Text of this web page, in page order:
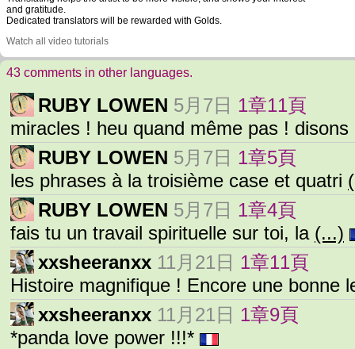
and gratitude.
Dedicated translators will be rewarded with Golds.
Watch all video tutorials
43 comments in other languages.
RUBY LOWEN 5月7日 1章11頁
miracles ! heu quand même pas !
RUBY LOWEN 5月7日 1章5頁
les phrases à la troisième case et quatri
RUBY LOWEN 5月7日 1章4頁
fais tu un travail spirituelle sur toi, la (...)
xxsheeranxx 11月21日 1章11頁
Histoire magnifique ! Encore une bonne
xxsheeranxx 11月21日 1章9頁
*panda love power !!!*